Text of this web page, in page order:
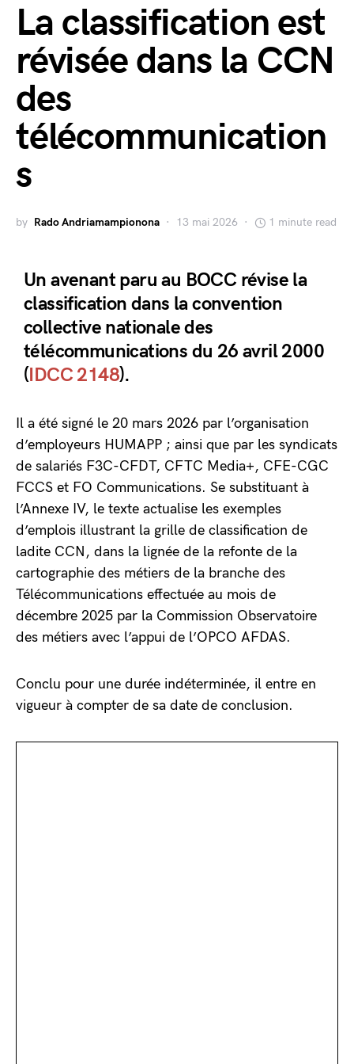
La classification est
révisée dans la CCN
des
télécommunication
s
by Rado Andriamampionona 13 mai 2026 1 minute read
Un avenant paru au BOCC révise la
classification dans la convention
collective nationale des
télécommunications du 26 avril 2000
(IDCC 2148).
Il a été signé le 20 mars 2026 par l’organisation
d’employeurs HUMAPP ; ainsi que par les syndicats
de salariés F3C-CFDT, CFTC Media+, CFE-CGC
FCCS et FO Communications. Se substituant à
l’Annexe IV, le texte actualise les exemples
d’emplois illustrant la grille de classification de
ladite CCN, dans la lignée de la refonte de la
cartographie des métiers de la branche des
Télécommunications effectuée au mois de
décembre 2025 par la Commission Observatoire
des métiers avec l’appui de l’OPCO AFDAS.
Conclu pour une durée indéterminée, il entre en
vigueur à compter de sa date de conclusion.